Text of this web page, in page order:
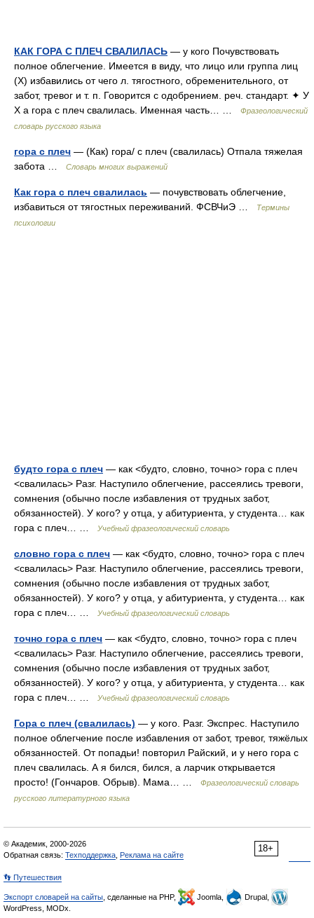
КАК ГОРА С ПЛЕЧ СВАЛИЛАСЬ — у кого Почувствовать
полное облегчение. Имеется в виду, что лицо или группа лиц
(X) избавились от чего л. тягостного, обременительного, от
забот, тревог и т. п. Говорится с одобрением. реч. стандарт. ✦ У
X а гора с плеч свалилась. Именная часть… …
Фразеологический
словарь русского языка
гора с плеч — (Как) гора/ с плеч (свалилась) Отпала тяжелая
забота …
Словарь многих выражений
Как гора с плеч свалилась — почувствовать облегчение,
избавиться от тягостных переживаний. ФСВЧиЭ …
Термины
психологии
будто гора с плеч — как <будто, словно, точно> гора с плеч
<свалилась> Разг. Наступило облегчение, рассеялись тревоги,
сомнения (обычно после избавления от трудных забот,
обязанностей). У кого? у отца, у абитуриента, у студента… как
гора с плеч… …
Учебный фразеологический словарь
словно гора с плеч — как <будто, словно, точно> гора с плеч
<свалилась> Разг. Наступило облегчение, рассеялись тревоги,
сомнения (обычно после избавления от трудных забот,
обязанностей). У кого? у отца, у абитуриента, у студента… как
гора с плеч… …
Учебный фразеологический словарь
точно гора с плеч — как <будто, словно, точно> гора с плеч
<свалилась> Разг. Наступило облегчение, рассеялись тревоги,
сомнения (обычно после избавления от трудных забот,
обязанностей). У кого? у отца, у абитуриента, у студента… как
гора с плеч… …
Учебный фразеологический словарь
Гора с плеч (свалилась) — у кого. Разг. Экспрес. Наступило
полное облегчение после избавления от забот, тревог, тяжёлых
обязанностей. От попадьи! повторил Райский, и у него гора с
плеч свалилась. А я бился, бился, а ларчик открывается
просто! (Гончаров. Обрыв). Мама… …
Фразеологический словарь
русского литературного языка
18+
© Академик, 2000-2026
Обратная связь: Техподдержка Реклама на сайте
👣 Путешествия
Экспорт словарей на сайты , сделанные на PHP, Joomla,
Drupal,
WordPress, MODx.